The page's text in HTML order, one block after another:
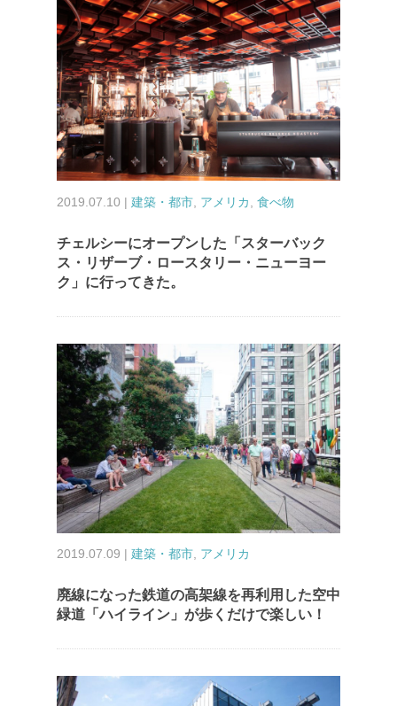
2019.07.10 | 建築・都市 アメリカ 食べ物
チェルシーにオープンした「スターバック
ス・リザーブ・ロースタリー・ニューヨー
ク」に行ってきた。
2019.07.09 | 建築・都市 アメリカ
廃線になった鉄道の高架線を再利用した空中
緑道「ハイライン」が歩くだけで楽しい！